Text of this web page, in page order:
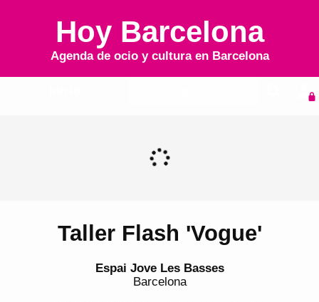
Hoy Barcelona
Agenda de ocio y cultura en Barcelona
Taller Flash 'Vogue'
Espai Jove Les Basses
Barcelona